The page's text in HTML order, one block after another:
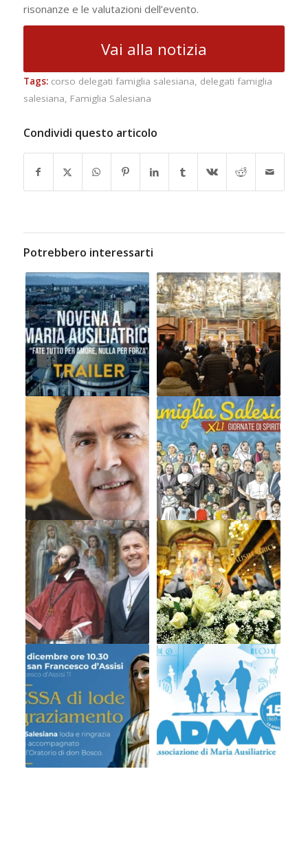
risonanze e le valutazioni dell’evento.
Vai alla notizia
Tags: corso delegati famiglia salesiana, delegati famiglia
salesiana, Famiglia Salesiana
Condividi questo articolo
Potrebbero interessarti